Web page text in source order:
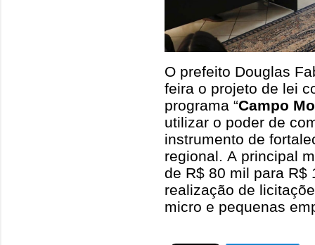
O prefeito Douglas
feira o projeto de lei
programa “Campo
utilizar o poder de
instrumento de
regional. A principal
de R$ 80 mil para R$
realização de
micro e pequenas